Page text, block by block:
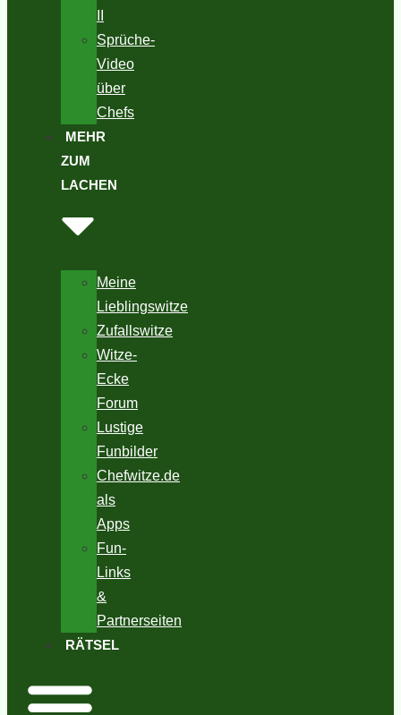
Sprüche-
Video
über
Chefs
MEHR
ZUM
LACHEN
Meine
Lieblingswitze
Zufallswitze
Witze-
Ecke
Forum
Lustige
Funbilder
Chefwitze.de
als
Apps
Fun-
Links
&
Partnerseiten
RÄTSEL